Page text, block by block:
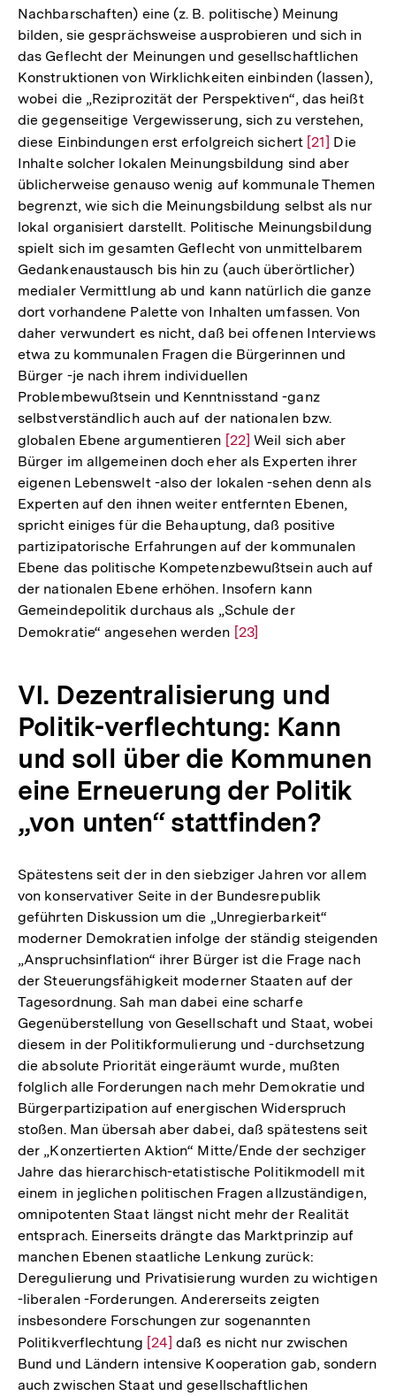
Nachbarschaften) eine (z. B. politische) Meinung
bilden, sie gesprächsweise ausprobieren und sich in
das Geflecht der Meinungen und gesellschaftlichen
Konstruktionen von Wirklichkeiten einbinden (lassen),
wobei die „Reziprozität der Perspektiven“, das heißt
die gegenseitige Vergewisserung, sich zu verstehen,
diese Einbindungen erst erfolgreich sichert Zur
Auflösung
der
Fußnote
[21] Die
Inhalte solcher lokalen Meinungsbildung sind aber
üblicherweise genauso wenig auf kommunale Themen
begrenzt, wie sich die Meinungsbildung selbst als nur
lokal organisiert darstellt. Politische Meinungsbildung
spielt sich im gesamten Geflecht von unmittelbarem
Gedankenaustausch bis hin zu (auch überörtlicher)
medialer Vermittlung ab und kann natürlich die ganze
dort vorhandene Palette von Inhalten umfassen. Von
daher verwundert es nicht, daß bei offenen Interviews
etwa zu kommunalen Fragen die Bürgerinnen und
Bürger -je nach ihrem individuellen
Problembewußtsein und Kenntnisstand -ganz
selbstverständlich auch auf der nationalen bzw.
globalen Ebene argumentieren Zur
Auflösung
der
Fußnote
[22] Weil sich aber
Bürger im allgemeinen doch eher als Experten ihrer
eigenen Lebenswelt -also der lokalen -sehen denn als
Experten auf den ihnen weiter entfernten Ebenen,
spricht einiges für die Behauptung, daß positive
partizipatorische Erfahrungen auf der kommunalen
Ebene das politische Kompetenzbewußtsein auch auf
der nationalen Ebene erhöhen. Insofern kann
Gemeindepolitik durchaus als „Schule der
Demokratie“ angesehen werden Zur
Fußnote
[23]
VI. Dezentralisierung und
Politik-verflechtung: Kann
und soll über die Kommunen
eine Erneuerung der Politik
„von unten“ stattfinden?
Spätestens seit der in den siebziger Jahren vor allem
von konservativer Seite in der Bundesrepublik
geführten Diskussion um die „Unregierbarkeit“
moderner Demokratien infolge der ständig steigenden
„Anspruchsinflation“ ihrer Bürger ist die Frage nach
der Steuerungsfähigkeit moderner Staaten auf der
Tagesordnung. Sah man dabei eine scharfe
Gegenüberstellung von Gesellschaft und Staat, wobei
diesem in der Politikformulierung und -durchsetzung
die absolute Priorität eingeräumt wurde, mußten
folglich alle Forderungen nach mehr Demokratie und
Bürgerpartizipation auf energischen Widerspruch
stoßen. Man übersah aber dabei, daß spätestens seit
der „Konzertierten Aktion“ Mitte/Ende der sechziger
Jahre das hierarchisch-etatistische Politikmodell mit
einem in jeglichen politischen Fragen allzuständigen,
omnipotenten Staat längst nicht mehr der Realität
entsprach. Einerseits drängte das Marktprinzip auf
manchen Ebenen staatliche Lenkung zurück:
Deregulierung und Privatisierung wurden zu wichtigen
-liberalen -Forderungen. Andererseits zeigten
insbesondere Forschungen zur sogenannten
Politikverflechtung Zur
Auflösung
der
[24] daß es nicht nur zwischen
Bund und Ländern intensive Kooperation gab, sondern
auch zwischen Staat und gesellschaftlichen